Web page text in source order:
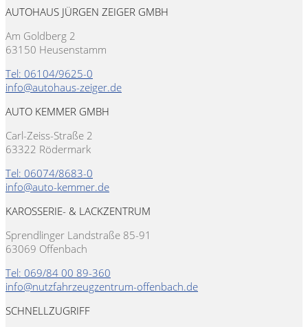
AUTOHAUS JÜRGEN ZEIGER GMBH
Am Goldberg 2
63150 Heusenstamm
Tel: 06104/9625-0
info@autohaus-zeiger.de
AUTO KEMMER GMBH
Carl-Zeiss-Straße 2
63322 Rödermark
Tel: 06074/8683-0
info@auto-kemmer.de
KAROSSERIE- & LACKZENTRUM
Sprendlinger Landstraße 85-91
63069 Offenbach
Tel: 069/84 00 89-360
info@nutzfahrzeugzentrum-offenbach.de
SCHNELLZUGRIFF